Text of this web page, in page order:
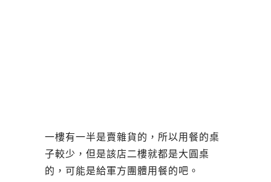
一樓有一半是賣雜貨的，所以用餐的桌
子較少，但是該店二樓就都是大圓桌
的，可能是給軍方團體用餐的吧。